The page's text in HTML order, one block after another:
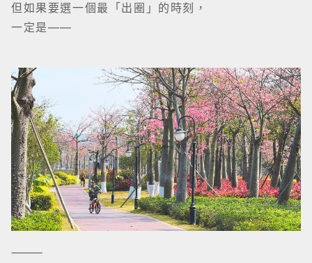
但如果要選一個最「出圈」的時刻，
一定是——
⸻